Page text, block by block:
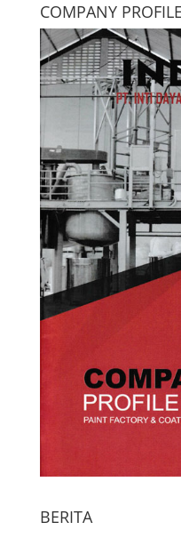
COMPANY PROFILE
BERITA